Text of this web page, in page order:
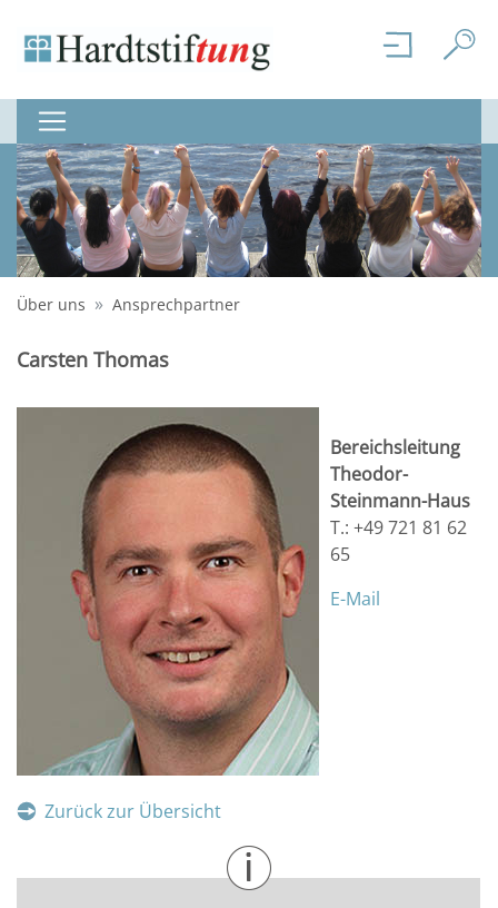
Über uns Ansprechpartner
Carsten Thomas
Bereichsleitung
Theodor-
Steinmann-Haus
T.: +49 721 81 62
65
E-Mail
Zurück zur Übersicht